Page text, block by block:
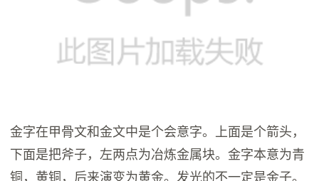
金字在甲骨文和金文中是个会意字。上面是个箭头，
下面是把斧子，左两点为冶炼金属块。金字本意为青
铜，黄铜，后来演变为黄金。发光的不一定是金子。